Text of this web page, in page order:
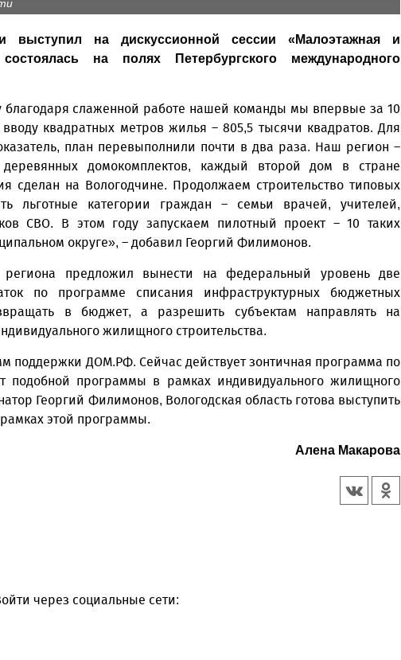
выступил на дискуссионной сессии «Малоэтажная и
на полях Петербургского международного
благодаря слаженной работе нашей команды мы впервые за 10
квадратных метров жилья – 805,5 тысячи квадратов. Для
план перевыполнили почти в два раза. Наш регион –
домокомплектов, каждый второй дом в стране
сделан на Вологодчине. Продолжаем строительство типовых
льготные категории граждан – семьи врачей, учителей,
СВО. В этом году запускаем пилотный проект – 10 таких
округе», – добавил Георгий Филимонов.
предложил вынести на федеральный уровень две
по программе списания инфраструктурных бюджетных
в бюджет, а разрешить субъектам направлять на
жилищного строительства.
поддержки ДОМ.РФ. Сейчас действует зонтичная программа по
программы в рамках индивидуального жилищного
Георгий Филимонов, Вологодская область готова выступить
этой программы.
Алена Макарова
через социальные сети: